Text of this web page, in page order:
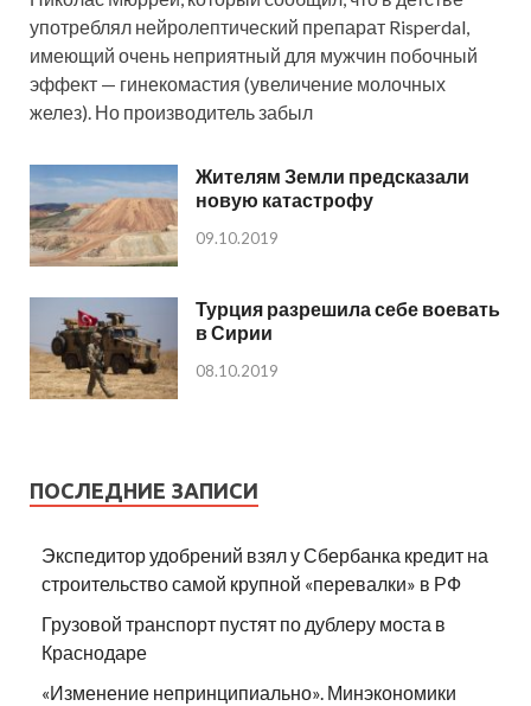
употреблял нейролептический препарат Risperdal,
имеющий очень неприятный для мужчин побочный
эффект — гинекомастия (увеличение молочных
желез). Но производитель забыл
Жителям Земли предсказали
новую катастрофу
09.10.2019
Турция разрешила себе воевать
в Сирии
08.10.2019
ПОСЛЕДНИЕ ЗАПИСИ
Экспедитор удобрений взял у Сбербанка кредит на
строительство самой крупной «перевалки» в РФ
Грузовой транспорт пустят по дублеру моста в
Краснодаре
«Изменение непринципиально». Минэкономики